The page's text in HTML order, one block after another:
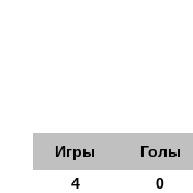
Игры Голы
4
0